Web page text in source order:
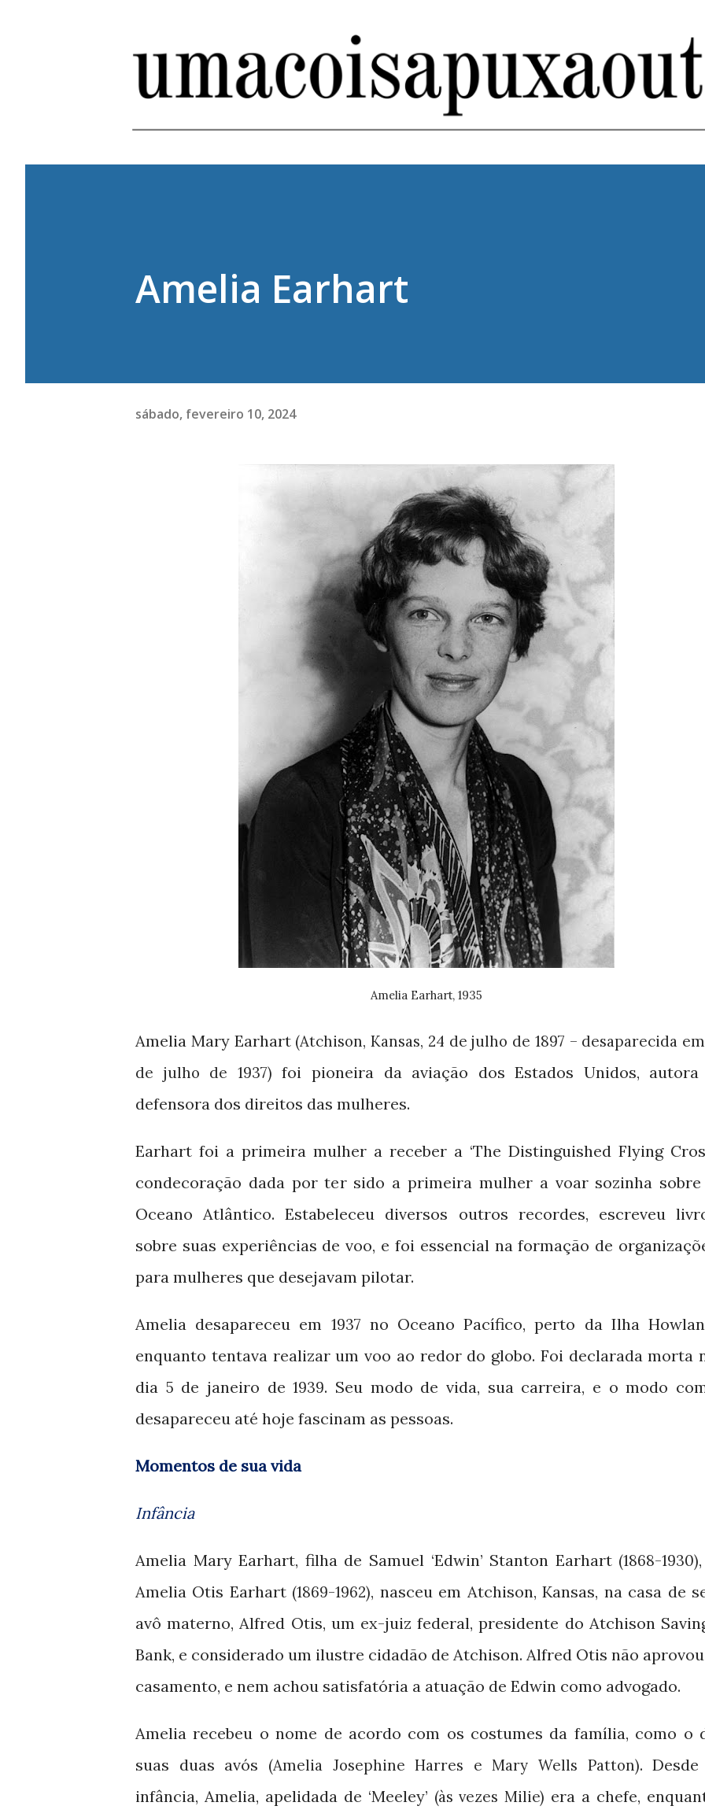
Amelia Earhart
sábado, fevereiro 10, 2024
Amelia Earhart, 1935
Amelia Mary Earhart (Atchison, Kansas, 24 de julho de 1897 – desaparecida
de julho de 1937) foi pioneira da aviação dos Estados Unidos,
defensora dos direitos das mulheres.
Earhart foi a primeira mulher a receber a ‘The Distinguished Flying
condecoração dada por ter sido a primeira mulher a voar sozinha
Oceano Atlântico. Estabeleceu diversos outros recordes, escreveu
sobre suas experiências de voo, e foi essencial na formação de
para mulheres que desejavam pilotar.
Amelia desapareceu em 1937 no Oceano Pacífico, perto da Ilha
enquanto tentava realizar um voo ao redor do globo. Foi declarada morta
dia 5 de janeiro de1939. Seu modo de vida, sua carreira, e o modo
desapareceu até hoje fascinam as pessoas.
Momentos de sua vida
Infância
Amelia Mary Earhart, filha de Samuel ‘Edwin’ Stanton Earhart (1868-1930)
Amelia Otis Earhart (1869-1962), nasceu em Atchison, Kansas, na casa de
avô materno, Alfred Otis, um ex-juiz federal, presidente do Atchison
Bank, e considerado um ilustre cidadão de Atchison. Alfred Otis não
casamento, e nem achou satisfatória a atuação de Edwin como advogado.
Amelia recebeu o nome de acordo com os costumes da família, como o
suas duas avós (Amelia Josephine Harres e Mary Wells Patton).
infância, Amelia, apelidada de ‘Meeley’ (às vezes Milie) era a chefe,